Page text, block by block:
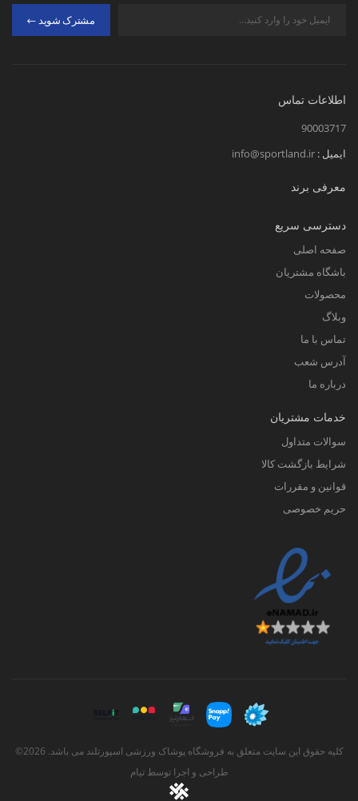
مشترک شوید
اطلاعات تماس
90003717
ایمیل : info@sportland.ir
معرفی برند
دسترسی سریع
صفحه اصلی
باشگاه مشتریان
محصولات
وبلاگ
تماس با ما
آدرس شعب
درباره ما
خدمات مشتریان
سوالات متداول
شرایط بازگشت کالا
قوانین و مقررات
حریم خصوصی
کلیه حقوق این سایت متعلق به فروشگاه پوشاک ورزشی اسپورتلند می باشد. 2026©
طراحی و اجرا توسطتیام